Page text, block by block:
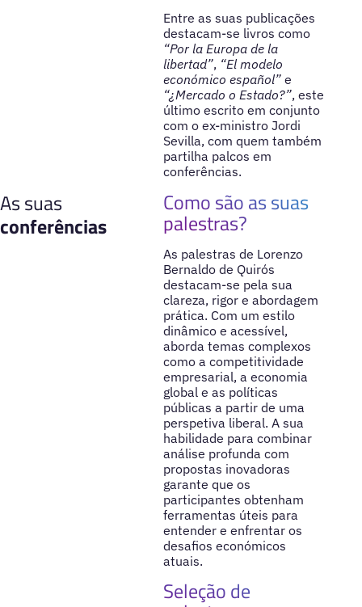
Entre as suas publicações
destacam-se livros como
“Por la Europa de la
libertad”, “El modelo
económico español”e
“¿Mercado o Estado?”, este
último escrito em conjunto
com o ex-ministro Jordi
Sevilla, com quem também
partilha palcos em
conferências.
As suas
conferências
Como são as suas
palestras?
As palestras de Lorenzo
Bernaldo de Quirós
destacam-se pela sua
clareza, rigor e abordagem
prática. Com um estilo
dinâmico e acessível,
aborda temas complexos
como a competitividade
empresarial, a economia
global e as políticas
públicas a partir de uma
perspetiva liberal. A sua
habilidade para combinar
análise profunda com
propostas inovadoras
garante que os
participantes obtenham
ferramentas úteis para
entender e enfrentar os
desafios económicos
atuais.
Seleção de